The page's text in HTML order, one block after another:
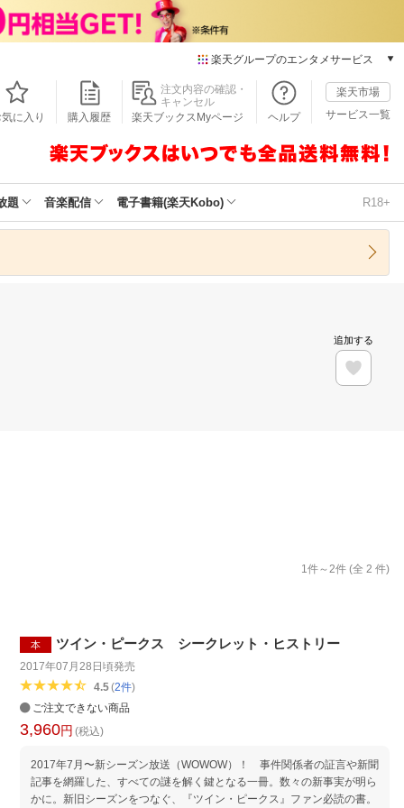
楽天グループのエンタメサービス
本/ゲーム/CD/DVD
楽天ブックス
楽天Kobo
楽天ミュージック
楽天TV
気に入り 購入履歴
注文内容の確認・
キャンセル
楽天ブックスMyページ
ヘルプ
楽天市場
サービス一覧
題 音楽配信 電子書籍(楽天Kobo) R18+
追加する
1 件～ 2件 (全 2 件)
本 ツイン・ピークス シークレット・ヒストリー
2017年07月28日頃発売
4.5(2件)
ご注文できない商品
3,960円 (税込)
2017年7月〜新シーズン放送（WOWOW）！ 事件関係者の証言や新聞
記事を網羅した、すべての謎を解く鍵となる一冊。数々の新事実が明ら
かに。新旧シーズンをつなぐ、『ツイン・ピークス』ファン必読の書。